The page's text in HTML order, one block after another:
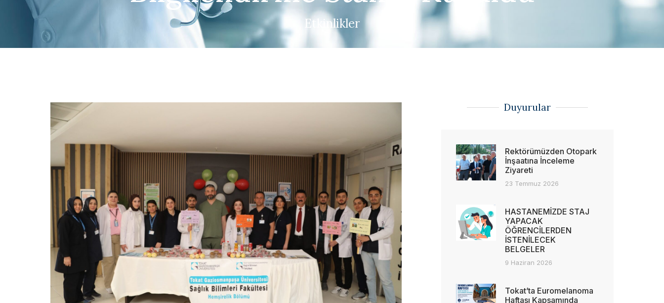
Etkinlikler
Duyurular
Rektörümüzden Otopark
İnşaatına İnceleme
Ziyareti
23 Temmuz 2026
HASTANEMİZDE STAJ
YAPACAK
ÖĞRENCİLERDEN
İSTENİLECEK
BELGELER
9 Haziran 2026
Tokat’ta Euromelanoma
Haftası Kapsamında